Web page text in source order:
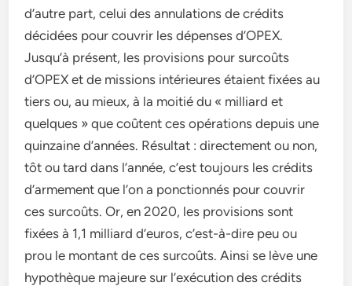
d’autre part, celui des annulations de crédits
décidées pour couvrir les dépenses d’OPEX.
Jusqu’à présent, les provisions pour surcoûts
d’OPEX et de missions intérieures étaient fixées au
tiers ou, au mieux, à la moitié du « milliard et
quelques » que coûtent ces opérations depuis une
quinzaine d’années. Résultat : directement ou non,
tôt ou tard dans l’année, c’est toujours les crédits
d’armement que l’on a ponctionnés pour couvrir
ces surcoûts. Or, en 2020, les provisions sont
fixées à 1,1 milliard d’euros, c’est-à-dire peu ou
prou le montant de ces surcoûts. Ainsi se lève une
hypothèque majeure sur l’exécution des crédits